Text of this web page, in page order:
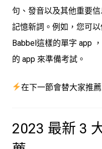
句、發音以及其他重要
記憶新詞。例如，您可
Babbel這樣的單字 app
的 app 來準備考試。
在下一節會替大家推
2023 最新 3